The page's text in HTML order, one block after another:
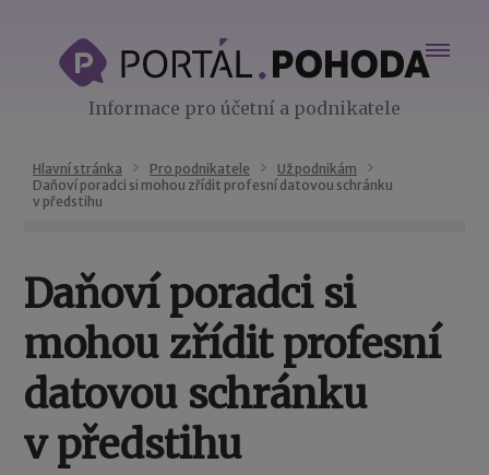
Informace pro účetní a podnikatele
Hlavní stránka Pro podnikatele
Už podnikám
Daňoví poradci si mohou zřídit profesní datovou schránku
v předstihu
Daňoví poradci si
mohou zřídit profesní
datovou schránku
v předstihu